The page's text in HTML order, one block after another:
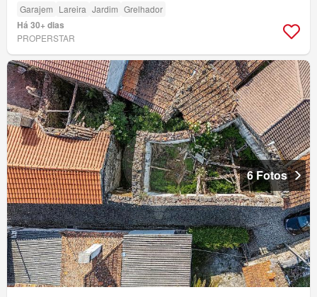
Garajem Lareira Jardim Grelhador
Há 30+ dias
PROPERSTAR
6 Fotos